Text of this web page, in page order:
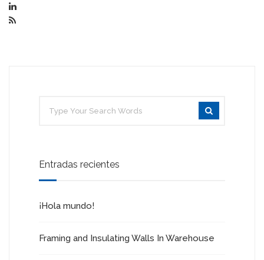
Entradas recientes
¡Hola mundo!
Framing and Insulating Walls In Warehouse